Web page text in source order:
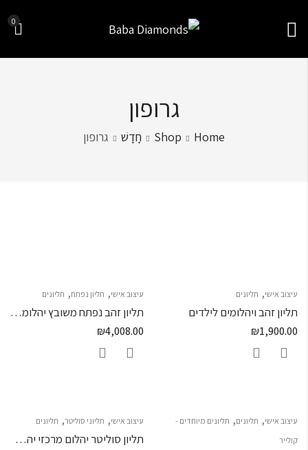
0
גרופון
Home
Shop חָדָשׁ גרופון
עיצוב אישי, תליונים
תליון זהב ויהלומים לילדים
₪1,900.00
עיצוב אישי, תליון נפתח, תליונים
תליון זהב נפתח משובץ יהלומים שחורים בעיצוב מגן דוד עם חריטות
₪4,008.00
עיצוב אישי, תליונים, תליונים מיוחדים -
קולייר
עיצוב אישי, תליוני סוליטר, תליונים
תליון סוליטר יהלום מרכזי יהלום שחור